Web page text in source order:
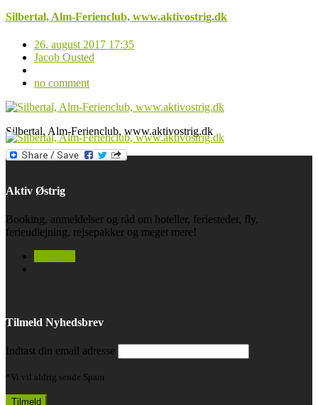
Silbertal, Alm-Ferienclub, www.aktivostrig.dk
26. august 2017 17:35
Jacob Ousted
no comment
Silbertal, Alm-Ferienclub, www.aktivostrig.dk
Aktiv Østrig
Booking, anmeldelser og råd om hoteller, feriesteder, fly,
ferieudlejning, rejsepakker og meget mere!
Tilmeld Nyhedsbrev
Indtast din email adresse
*Vi vil aldrig sende Spam